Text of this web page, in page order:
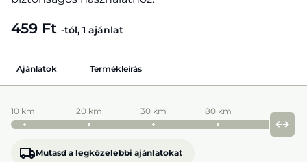
459 Ft -tól, 1 ajánlat
Ajánlatok Termékleírás
10 km 20 km 30 km 80 km
Mutasd a legközelebbi ajánlatokat